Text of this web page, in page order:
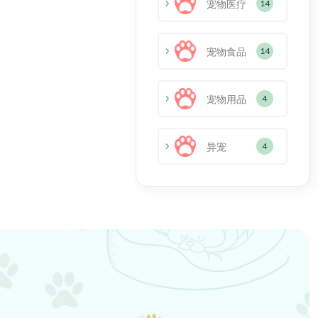
宠物医疗 14
宠物食品 14
宠物用品 4
异宠 4